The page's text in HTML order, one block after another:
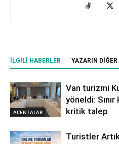
İLGILI HABERLER YAZARIN
ACENTALAR
Van turizmi
yöneldi:
kritik talep
Turistler